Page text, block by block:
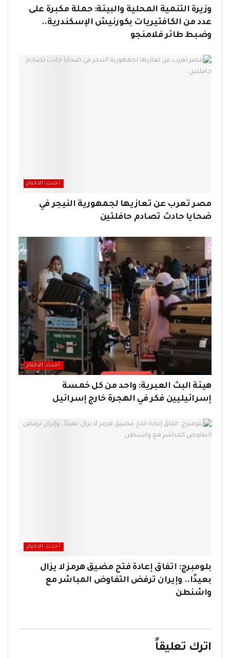
وزيرة التنمية المحلية والبيئة: حملة مكبرة على
عدد من الكافتيريات بكورنيش الإسكندرية..
وضبط طائر فلامنجو
أحدث الاخبار
مصر تعرب عن تعازيها لجمهورية النيجر في
ضحايا حادث تصادم حافلتين
أحدث الاخبار
هيئة البث العبرية: واحد من كل خمسة
إسرائيليين فكر في الهجرة خارج إسرائيل
أحدث الاخبار
بلومبرج: اتفاق إعادة فتح مضيق هرمز لا يزال
بعيدًا.. وإيران ترفض التفاوض المباشر مع
واشنطن
اترك تعليقاً